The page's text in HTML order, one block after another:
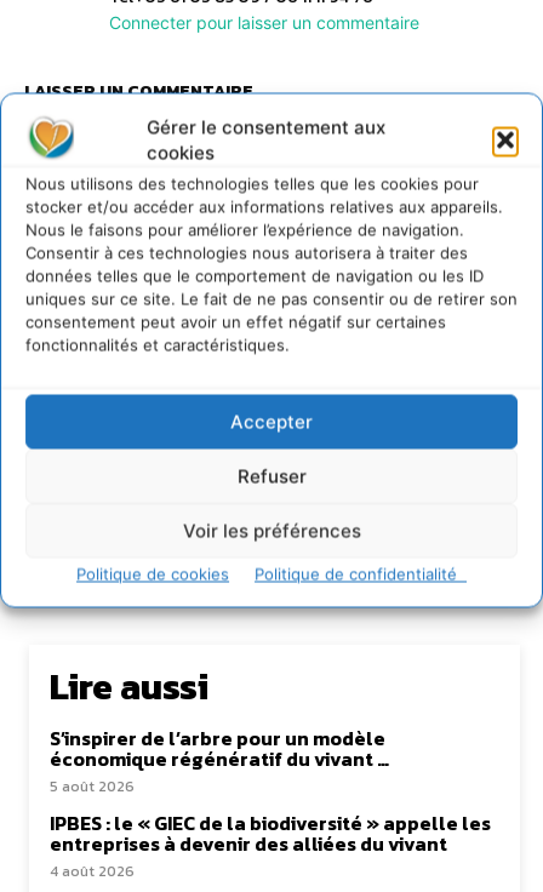
Gérer le consentement aux
cookies
Nous utilisons des technologies telles que les cookies pour
stocker et/ou accéder aux informations relatives aux appareils.
Nous le faisons pour améliorer l’expérience de navigation.
Consentir à ces technologies nous autorisera à traiter des
données telles que le comportement de navigation ou les ID
uniques sur ce site. Le fait de ne pas consentir ou de retirer son
consentement peut avoir un effet négatif sur certaines
fonctionnalités et caractéristiques.
Accepter
Refuser
Voir les préférences
Politique de cookies Politique de confidentialité
Connecter pour laisser un commentaire
LAISSER UN COMMENTAIRE
CONNECTER POUR LAISSER UN COMMENTAIRE
Rédaction Cdurable
https:/cdurable.info
Lire aussi
S’inspirer de l’arbre pour un modèle
économique régénératif du vivant …
5 août 2026
IPBES : le « GIEC de la biodiversité » appelle les
entreprises à devenir des alliées du vivant
4 août 2026